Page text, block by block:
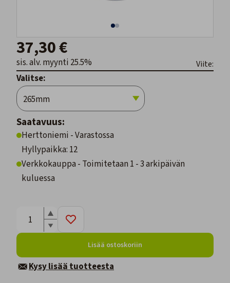
37,30 €
sis. alv. myynti 25.5% Viite:
Valitse:
Saatavuus:
Herttoniemi - Varastossa
Hyllypaikka: 12
Verkkokauppa - Toimitetaan 1 - 3 arkipäivän
kuluessa
Lisää ostoskoriin
Kysy lisää tuotteesta